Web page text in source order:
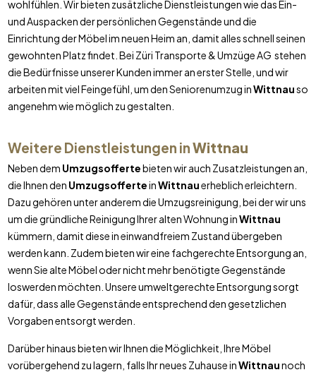
wohlfühlen. Wir bieten zusätzliche Dienstleistungen wie das Ein-
und Auspacken der persönlichen Gegenstände und die
Einrichtung der Möbel im neuen Heim an, damit alles schnell seinen
gewohnten Platz findet. Bei Züri Transporte & Umzüge AG stehen
die Bedürfnisse unserer Kunden immer an erster Stelle, und wir
arbeiten mit viel Feingefühl, um den Seniorenumzug inWittnauso
angenehm wie möglich zu gestalten.
Weitere Dienstleistungen inWittnau
Neben dem Umzugsoffertebieten wir auch Zusatzleistungen an,
die Ihnen den UmzugsofferteinWittnauerheblich erleichtern.
Dazu gehören unter anderem die Umzugsreinigung, bei der wir uns
um die gründliche Reinigung Ihrer alten Wohnung inWittnau
kümmern, damit diese in einwandfreiem Zustand übergeben
werden kann. Zudem bieten wir eine fachgerechte Entsorgung an,
wenn Sie alte Möbel oder nicht mehr benötigte Gegenstände
loswerden möchten. Unsere umweltgerechte Entsorgung sorgt
dafür, dass alle Gegenstände entsprechend den gesetzlichen
Vorgaben entsorgt werden.
Darüber hinaus bieten wir Ihnen die Möglichkeit, Ihre Möbel
vorübergehend zu lagern, falls Ihr neues Zuhause inWittnaunoch